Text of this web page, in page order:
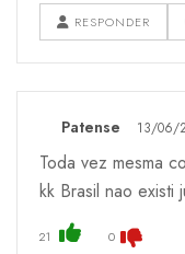
RESPONDER
Patense 13/06/
Toda vez mesma
kk Brasil nao existi
21 0